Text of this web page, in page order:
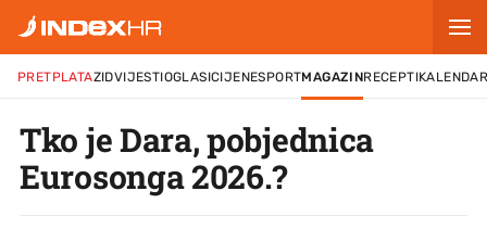
PRETPLATAZIDVIJESTIOGLASICIJENESPORTMAGAZINRECEPTI
Tko je Dara, pobjednica
Eurosonga 2026.?